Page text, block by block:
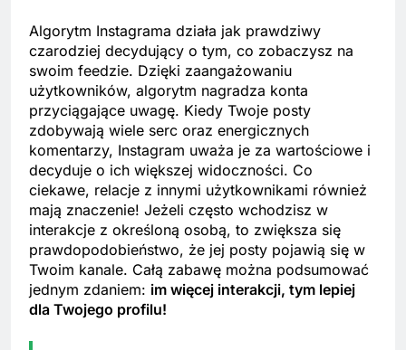
Algorytm Instagrama działa jak prawdziwy
czarodziej decydujący o tym, co zobaczysz na
swoim feedzie. Dzięki zaangażowaniu
użytkowników, algorytm nagradza konta
przyciągające uwagę. Kiedy Twoje posty
zdobywają wiele serc oraz energicznych
komentarzy, Instagram uważa je za wartościowe i
decyduje o ich większej widoczności. Co
ciekawe, relacje z innymi użytkownikami również
mają znaczenie! Jeżeli często wchodzisz w
interakcje z określoną osobą, to zwiększa się
prawdopodobieństwo, że jej posty pojawią się w
Twoim kanale. Całą zabawę można podsumować
jednym zdaniem: im więcej interakcji, tym lepiej
dla Twojego profilu!